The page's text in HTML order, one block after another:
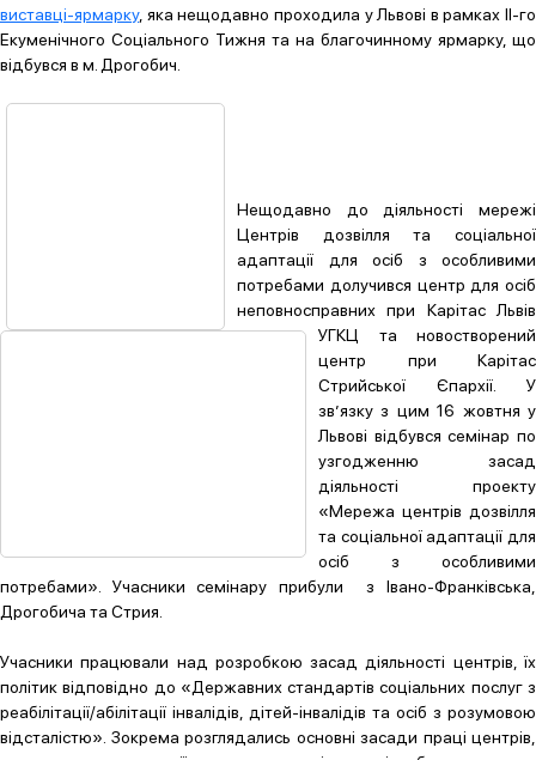
виставці-ярмарку, яка нещодавно проходила у Львові в рамках ІІ-го
Екуменічного Соціального Тижня та на благочинному ярмарку, що
відбувся в м. Дрогобич.
Нещодавно до діяльності мережі
Центрів дозвілля та соціальної
адаптації для осіб з особливими
потребами долучився центр для осіб
неповносправних при Карітас Львів
УГКЦ та новостворений
центр при Карітас
Стрийської Єпархії. У
зв’язку з цим 16 жовтня у
Львові відбувся семінар по
узгодженню засад
діяльності проекту
«Мережа центрів дозвілля
та соціальної адаптації для
осіб з особливими
потребами». Учасники семінару прибули з Івано-Франківська,
Дрогобича та Стрия.
Учасники працювали над розробкою засад діяльності центрів, їх
політик відповідно до «Державних стандартів соціальних послуг з
реабілітації/абілітації інвалідів, дітей-інвалідів та осіб з розумовою
відсталістю». Зокрема розглядались основні засади праці центрів,